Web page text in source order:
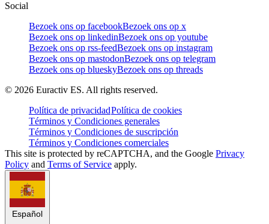
Social
Bezoek ons op facebookBezoek ons op x
Bezoek ons op linkedinBezoek ons op youtube
Bezoek ons op rss-feedBezoek ons op instagram
Bezoek ons op mastodonBezoek ons op telegram
Bezoek ons op blueskyBezoek ons op threads
© 2026 Euractiv ES. All rights reserved.
Política de privacidadPolítica de cookies
Términos y Condiciones generales
Términos y Condiciones de suscripción
Términos y Condiciones comerciales
This site is protected by reCAPTCHA, and the Google Privacy
Policy and Terms of Service apply.
Español